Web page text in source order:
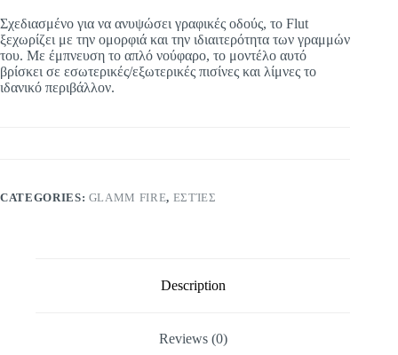
Σχεδιασμένο για να ανυψώσει γραφικές οδούς, το Flut
ξεχωρίζει με την ομορφιά και την ιδιαιτερότητα των γραμμών
του. Με έμπνευση το απλό νούφαρο, το μοντέλο αυτό
βρίσκει σε εσωτερικές/εξωτερικές πισίνες και λίμνες το
ιδανικό περιβάλλον.
CATEGORIES: GLAMM FIRE, ΕΣΤΊΕΣ
Description
Reviews (0)